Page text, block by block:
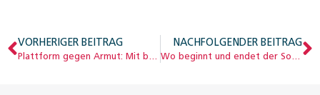
VORHERIGER BEITRAG
Plattform gegen Armut: Mit begrenzten Mitteln viel erreicht
NACHFOLGENDER BEITRAG
Wo beginnt und endet der Sozialstaat? Ein historischer Rückblick